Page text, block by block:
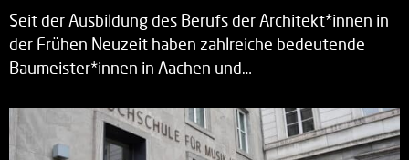
Seit der Ausbildung des Berufs der Architekt*innen in
der Frühen Neuzeit haben zahlreiche bedeutende
Baumeister*innen in Aachen und…